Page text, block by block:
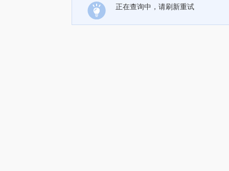
正在查询中，请刷新重试